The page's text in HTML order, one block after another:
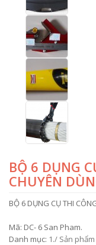
BỘ 6 DỤNG
CHUYÊN
BỘ 6 DỤNG CỤ THI
Mã: DC- 6 San Pham.
Danh mục: 1./ Sản